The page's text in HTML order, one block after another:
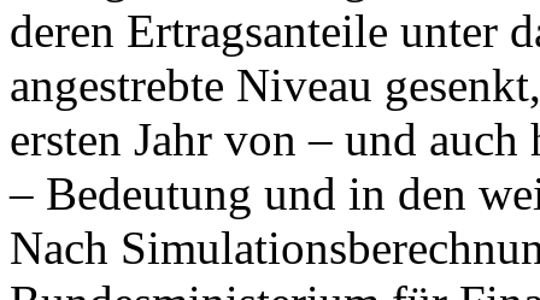
deren Ertragsanteile unter
angestrebte Niveau
ersten Jahr von – und
– Bedeutung und in den
Nach